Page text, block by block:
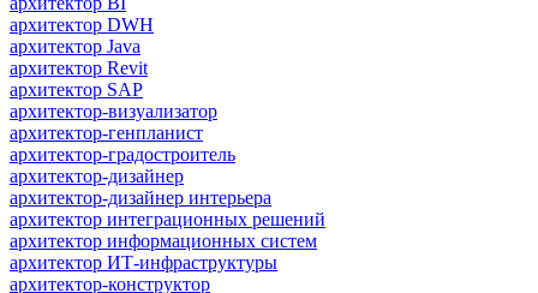
архитектор DWH
архитектор Java
архитектор Revit
архитектор SAP
архитектор-визуализатор
архитектор-генпланист
архитектор-градостроитель
архитектор-дизайнер
архитектор-дизайнер интерьера
архитектор интеграционных решений
архитектор информационных систем
архитектор ИТ-инфраструктуры
архитектор-конструктор